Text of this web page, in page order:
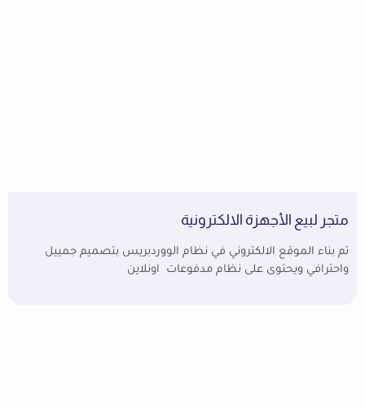
متجر لبيع الأجهزة الالكترونية
تم بناء الموقع الالكتروني في نظام الووردبريس بتصميم جمييل
واحترافي ويحتوى على نظام مدفوعات اونلاين